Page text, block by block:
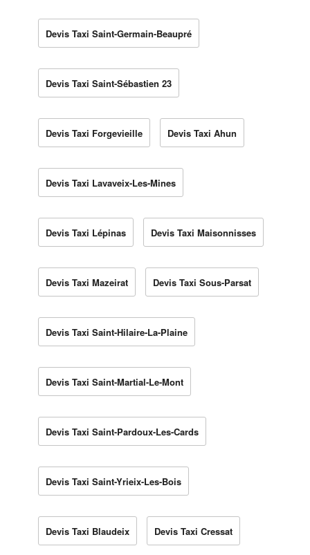
Devis Taxi Saint-Germain-Beaupré
Devis Taxi Saint-Sébastien 23
Devis Taxi Forgevieille Devis Taxi Ahun
Devis Taxi Lavaveix-Les-Mines
Devis Taxi Lépinas Devis Taxi Maisonnisses
Devis Taxi Mazeirat Devis Taxi Sous-Parsat
Devis Taxi Saint-Hilaire-La-Plaine
Devis Taxi Saint-Martial-Le-Mont
Devis Taxi Saint-Pardoux-Les-Cards
Devis Taxi Saint-Yrieix-Les-Bois
Devis Taxi Blaudeix Devis Taxi Cressat